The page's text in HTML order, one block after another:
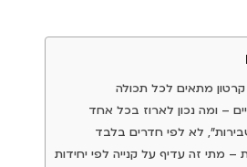
מתאים לכל תכולה
– ומה נכון לארוז בכל אחד
לא לפי חדרים בלבד
– מתי זה עדיף על קנייה לפי יחידות